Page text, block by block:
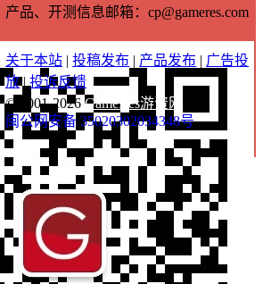
产品、开测信息邮箱：cp@gameres.com
关于本站 |投稿发布 | 产品发布 | 广告投
放|投诉反馈
© 2001-2026GameRes游资网
闽公网安备 35020302034348号